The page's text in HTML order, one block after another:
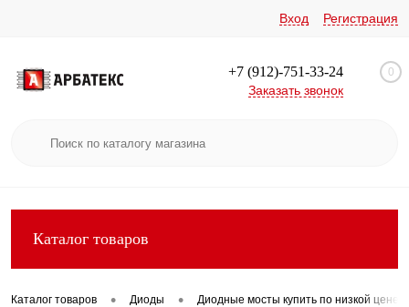
Вход Регистрация
+7 (912)-751-33-24
Заказать звонок
0
Каталог товаров
Каталог товаров • Диоды • Диодные мосты купить по низкой цене